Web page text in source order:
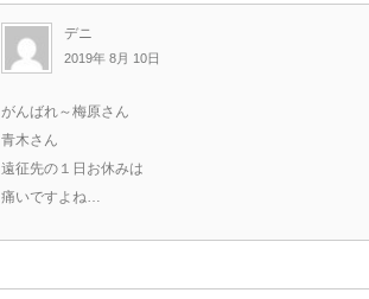
デニ
2019年 8月 10日
がんばれ～梅原さん
青木さん
遠征先の１日お休みは
痛いですよね…